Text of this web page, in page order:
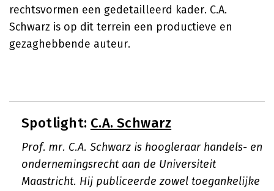
rechtsvormen een gedetailleerd kader. C.A.
Schwarz is op dit terrein een productieve en
gezaghebbende auteur.
Spotlight: C.A. Schwarz
Prof. mr. C.A. Schwarz is hoogleraar handels- en
ondernemingsrecht aan de Universiteit
Maastricht. Hij publiceerde zowel toegankelijke